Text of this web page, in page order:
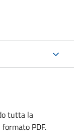
tutta la
PDF.